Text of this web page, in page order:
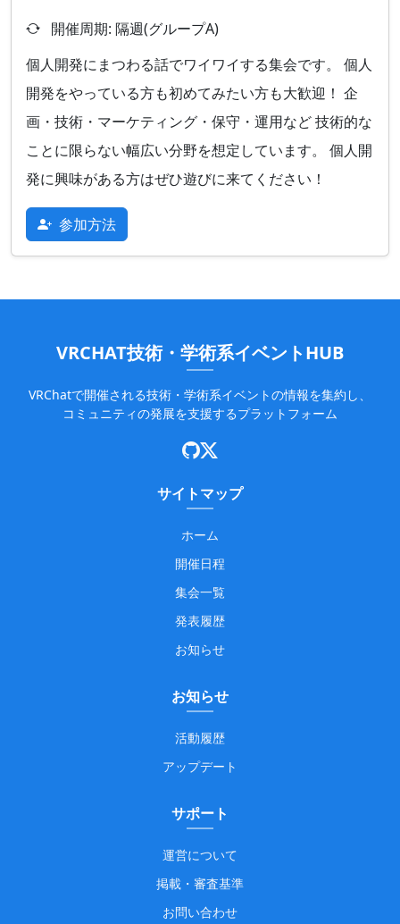
開催周期: 隔週(グループA)
個人開発にまつわる話でワイワイする集会です。 個人
開発をやっている方も初めてみたい方も大歓迎！ 企
画・技術・マーケティング・保守・運用など 技術的な
ことに限らない幅広い分野を想定しています。 個人開
発に興味がある方はぜひ遊びに来てください！
参加方法
VRCHAT技術・学術系イベントHUB
VRChatで開催される技術・学術系イベントの情報を集約し、
コミュニティの発展を支援するプラットフォーム
サイトマップ
ホーム
開催日程
集会一覧
発表履歴
お知らせ
お知らせ
活動履歴
アップデート
サポート
運営について
掲載・審査基準
お問い合わせ